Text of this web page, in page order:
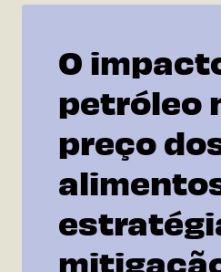
O
petróleo
preço